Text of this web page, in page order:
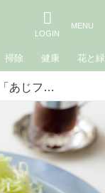
掃除 健康 花と緑
サクサクふんわり「あじフライ」のつくり方。家庭料理の“新しい”コツ／料理研究家・上田淳子さん